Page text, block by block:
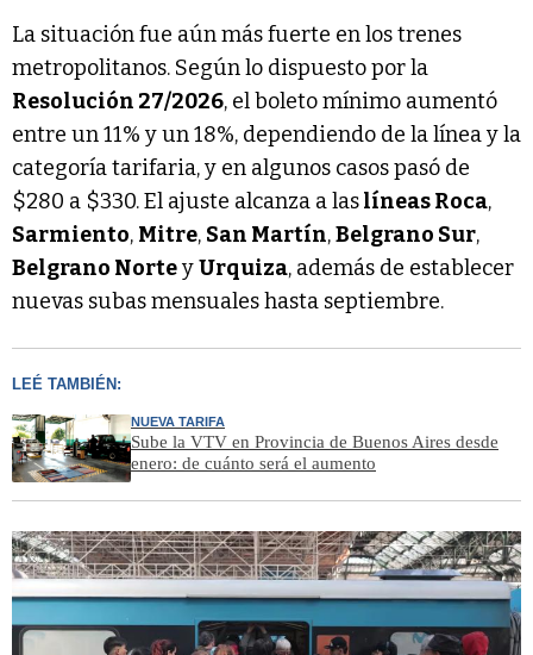
La situación fue aún más fuerte en los trenes
metropolitanos. Según lo dispuesto por la
Resolución 27/2026, el boleto mínimo aumentó
entre un 11% y un 18%, dependiendo de la línea y la
categoría tarifaria, y en algunos casos pasó de
$280 a $330. El ajuste alcanza a laslíneas Roca,
Sarmiento, Mitre, San Martín,Belgrano Sur,
Belgrano NorteyUrquiza, además de establecer
nuevas subas mensuales hasta septiembre.
LEÉ TAMBIÉN:
NUEVA TARIFA
Sube la VTV en Provincia de Buenos Aires desde
enero: de cuánto será el aumento